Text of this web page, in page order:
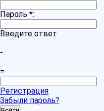
Пароль *:
Введите ответ
-
=
Регистрация
Забыли пароль?